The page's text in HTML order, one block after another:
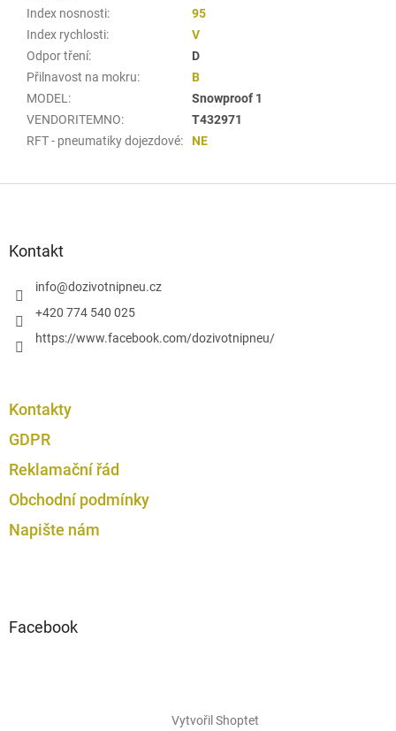
Index nosnosti:
95
Index rychlosti:
V
Odpor tření:
D
Přilnavost na mokru:
B
MODEL :
Snowproof 1
VENDORITEMNO:
T432971
RFT - pneumatiky dojezdové: NE
Kontakt
info@dozivotnipneu.cz
+420 774 540 025
https://www.facebook.com/dozivotnipneu/
Kontakty
GDPR
Reklamační řád
Obchodní podmínky
Napište nám
Facebook
Vytvořil Shoptet